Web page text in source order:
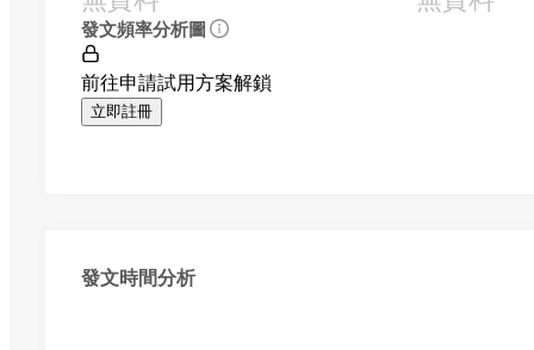
發文頻率分析圖
前往申請試用方案解鎖
立即註冊
發文時間分析